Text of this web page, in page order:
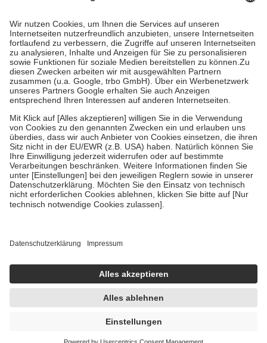
höchstens zehn Euro.
Es sind jedoch nie mehr als die tatsächlichen
Kosten der Leistung zu entrichten.
Diese Regeln gelten grundsätzlich auch für Online-Apotheken.
Bei Heilmitteln und häuslicher Krankenpflege beträgt die
Zuzahlung zehn Prozent der Kosten sowie zehn Euro je
Verordnung.
Um das Engagement der Versicherten für ihre eigene Gesundheit zu
stärken und die besondere Stellung der Familie zu unterstützen,
fallenkeine Zuzahlungenan bei:
• Kindern und Jugendlichen bis zum vollendeten 18. Lebensjahr
mit Ausnahme der Fahrkosten
• Untersuchungen zur Vorsorge und Früherkennung, die von der
GKV getragen werden
• empfohlenen Schutzimpfungen
• Harn- und Blutteststreifen
getroffen, um sicherzustellen, dass es sich um echte Bewertungen
https://help.etrusted.com/hc/de/articles/4419944605341
Einige Bilder und Inhalte wurden unter Zuhilfenahme künstlicher